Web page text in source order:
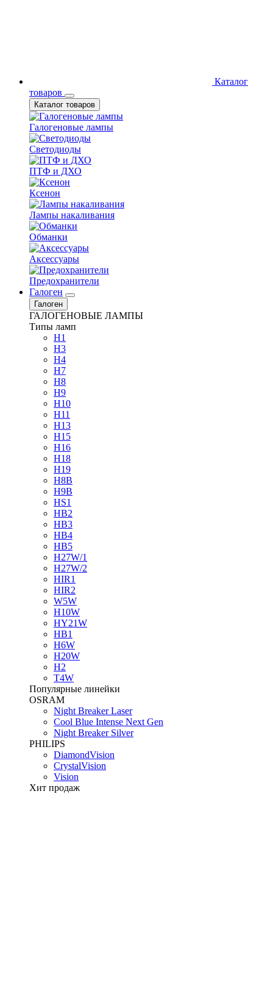
Каталог
товаров
Каталог товаров
Галогеновые лампы
Светодиоды
ПТФ и ДХО
Ксенон
Лампы накаливания
Обманки
Аксессуары
Предохранители
Галоген
Галоген
ГАЛОГЕНОВЫЕ ЛАМПЫ
Типы ламп
H1
H3
H4
H7
H8
H9
H10
H11
H13
H15
H16
H18
H19
H8B
H9B
HS1
HB2
HB3
HB4
HB5
H27W/1
H27W/2
HIR1
HIR2
W5W
H10W
HY21W
HB1
H6W
H20W
H2
T4W
Популярные линейки
OSRAM
Night Breaker Laser
Cool Blue Intense Next Gen
Night Breaker Silver
PHILIPS
DiamondVision
CrystalVision
Vision
Хит продаж